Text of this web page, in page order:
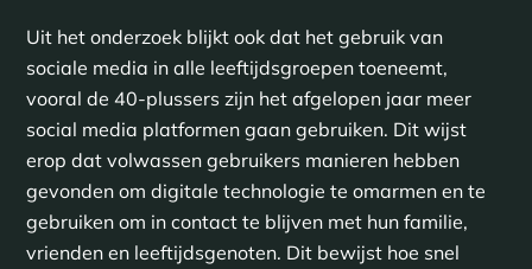
Uit het onderzoek blijkt ook dat het gebruik van
sociale media in alle leeftijdsgroepen toeneemt,
vooral de 40-plussers zijn het afgelopen jaar meer
social media platformen gaan gebruiken. Dit wijst
erop dat volwassen gebruikers manieren hebben
gevonden om digitale technologie te omarmen en te
gebruiken om in contact te blijven met hun familie,
vrienden en leeftijdsgenoten. Dit bewijst hoe snel